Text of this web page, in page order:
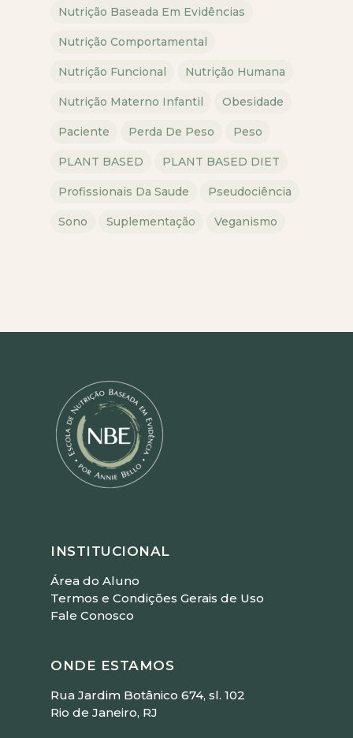
Nutrição Baseada Em Evidências
Nutrição Comportamental
Nutrição Funcional Nutrição Humana
Nutrição Materno Infantil Obesidade
Paciente Perda De Peso Peso
PLANT BASED PLANT BASED DIET
Profissionais Da Saude Pseudociência
Sono Suplementação Veganismo
INSTITUCIONAL
Área do Aluno
Termos e Condições Gerais de Uso
Fale Conosco
ONDE ESTAMOS
Rua Jardim Botânico 674, sl. 102
Rio de Janeiro, RJ